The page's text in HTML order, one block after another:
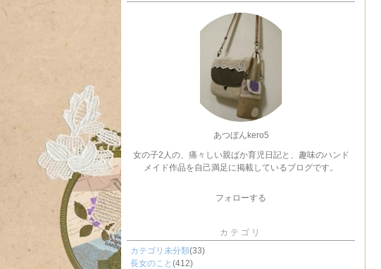
あつぼんkero5
女の子2人の、痛々しい親ばか育児日記と、趣味のハンド
メイド作品を自己満足に掲載しているブログです。
フォローする
カテゴリ
カテゴリ未分類(33)
長女のこと (412)